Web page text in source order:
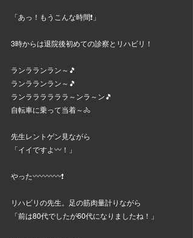
「あっ！もうこんな時間❗」
3時からは退院後初めての診察とリハビリ！
ランラランラン～🎵
ランラランラン～🎵
ランララララララ～ンラ～ン🎵
自転車に乗って当着～🚴
先生レントゲン見ながら
「イイですよ〰️！」
やった〰〰〰〰❗
リハビリの先生。足の筋肉量計りながら
「前は80代でしたが60代になりましたね！」